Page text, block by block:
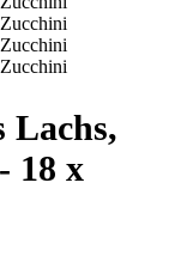
Lachs,
18 x